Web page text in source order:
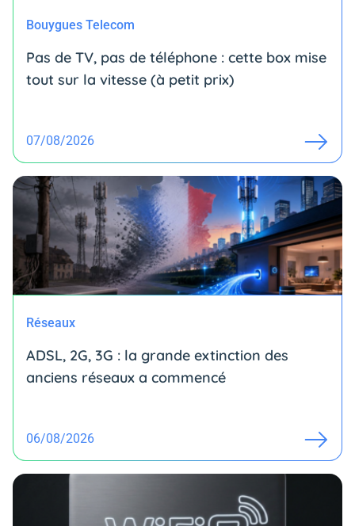
Bouygues Telecom
Pas de TV, pas de téléphone : cette box mise
tout sur la vitesse (à petit prix)
07/08/2026
Réseaux
ADSL, 2G, 3G : la grande extinction des
anciens réseaux a commencé
06/08/2026